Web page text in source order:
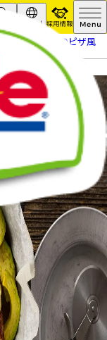
Search Global
採用情報
アボカドと野菜のピザ風